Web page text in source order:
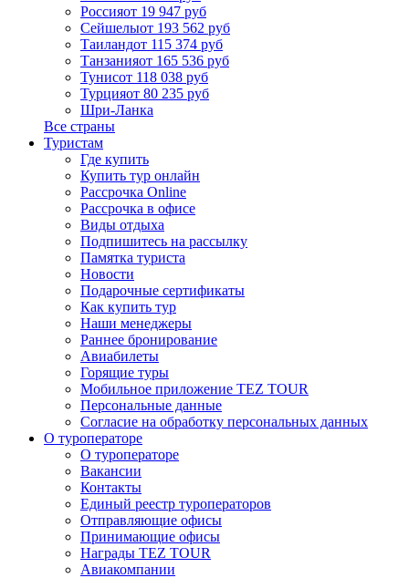
Россияот 19 947 руб
Сейшелыот 193 562 руб
Таиландот 115 374 руб
Танзанияот 165 536 руб
Тунисот 118 038 руб
Турцияот 80 235 руб
Шри-Ланка
Все страны
Туристам
Где купить
Купить тур онлайн
Рассрочка Online
Рассрочка в офисе
Виды отдыха
Подпишитесь на рассылку
Памятка туриста
Новости
Подарочные сертификаты
Как купить тур
Наши менеджеры
Раннее бронирование
Авиабилеты
Горящие туры
Мобильное приложение TEZ TOUR
Персональные данные
Согласие на обработку персональных данных
О туроператоре
О туроператоре
Вакансии
Контакты
Единый реестр туроператоров
Отправляющие офисы
Принимающие офисы
Награды TEZ TOUR
Авиакомпании